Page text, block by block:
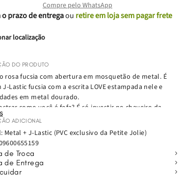
Compre pelo WhatsApp
prazo de entregaou retire em loja sem pagar frete
localização
DO PRODUTO
rosa fucsia com abertura em mosquetão de metal. É
Lastic fucsia com a escrita LOVE estampada nele e
em metal dourado.
como você é fofa? É só investir no chaveiro da
Ele é ideal para ser usado onde você quiser: pode
nas chaves de casa ou onde sua imaginação
Aposte!
ADICIONAL
Metal + J-Lastic (PVC exclusivo da Petite Jolie)
de Troca
de Entrega
cuidar